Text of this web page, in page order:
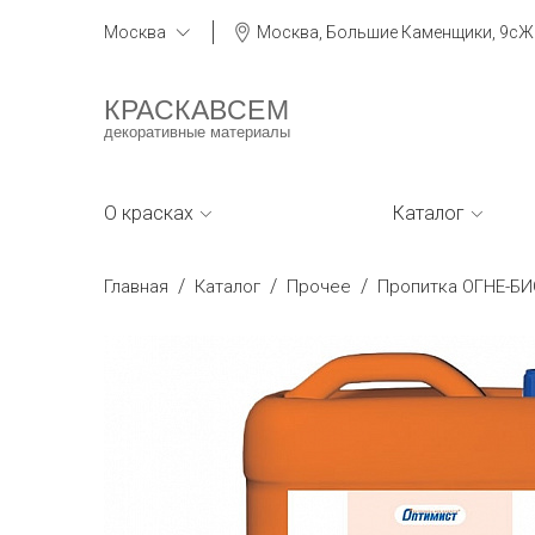
Москва Москва, Большие Каменщики, 9сЖ
КРАСКАВСЕМ
декоративные материалы
О красках Каталог
Главная / Каталог / Прочее / Пропитка ОГНЕ-